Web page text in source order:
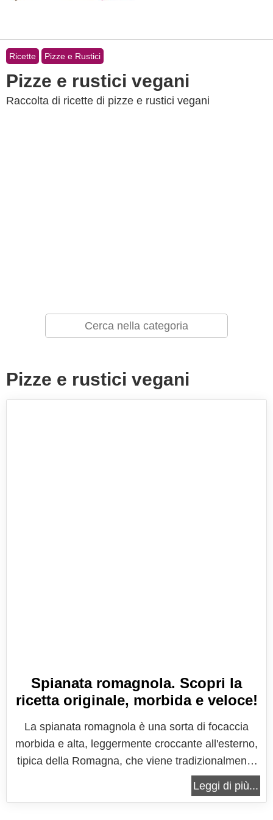
Ricette Pizze e Rustici
Pizze e rustici vegani
Raccolta di ricette di pizze e rustici vegani
Pizze e rustici vegani
Spianata romagnola. Scopri la
ricetta originale, morbida e veloce!
La spianata romagnola è una sorta di focaccia
morbida e alta, leggermente croccante all'esterno,
tipica della Romagna, che viene tradizionalmente
servita con salumi, come le eccellenze locali, ma
che può essere tranquillamente scelta anche come
Leggi di più...